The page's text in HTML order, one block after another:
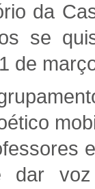
da
se
de
dar